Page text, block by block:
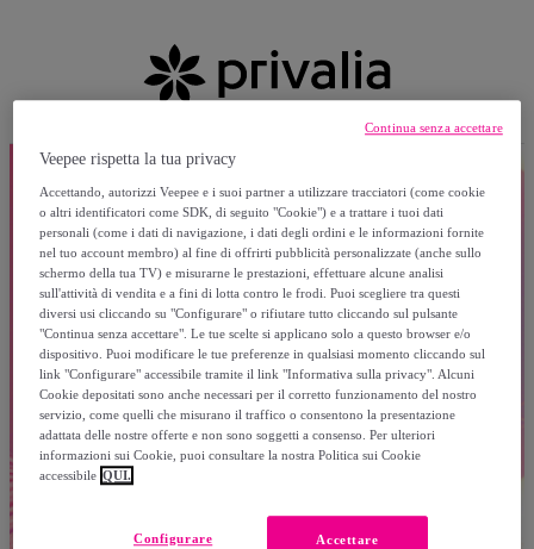
Veepee rispetta la tua privacy
Accettando, autorizzi Veepee e i suoi partner a utilizzare tracciatori (come cookie
o altri identificatori come SDK, di seguito "Cookie") e a trattare i tuoi dati
personali (come i dati di navigazione, i dati degli ordini e le informazioni fornite
nel tuo account membro) al fine di offrirti pubblicità personalizzate (anche sullo
schermo della tua TV) e misurarne le prestazioni, effettuare alcune analisi
sull'attività di vendita e a fini di lotta contro le frodi. Puoi scegliere tra questi
diversi usi cliccando su "Configurare" o rifiutare tutto cliccando sul pulsante
"Continua senza accettare". Le tue scelte si applicano solo a questo browser e/o
dispositivo. Puoi modificare le tue preferenze in qualsiasi momento cliccando sul
link "Configurare" accessibile tramite il link "Informativa sulla privacy". Alcuni
Cookie depositati sono anche necessari per il corretto funzionamento del nostro
servizio, come quelli che misurano il traffico o consentono la presentazione
adattata delle nostre offerte e non sono soggetti a consenso. Per ulteriori
informazioni sui Cookie, puoi consultare la nostra Politica sui Cookie
accessibile QUI.
Accettare
Configurare
Continua senza accettare